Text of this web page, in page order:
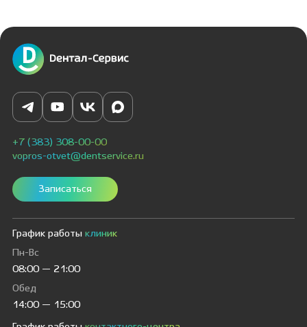
+7 (383) 308-00-00
vopros-otvet@dentservice.ru
Записаться
График работы клиник
Пн-Вс
08:00 — 21:00
Обед
14:00 — 15:00